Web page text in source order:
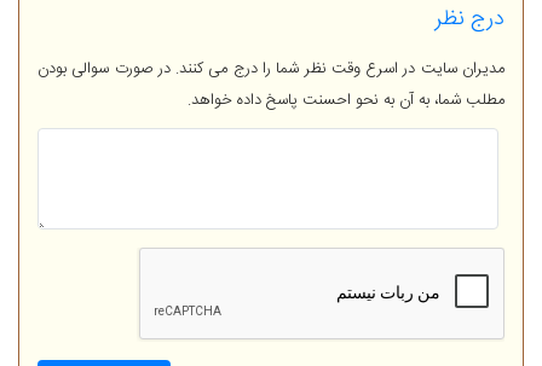
درج نظر
مدیران سایت در اسرع وقت نظر شما را درج می کنند. در صورت سوالی بودن
مطلب شما، به آن به نحو احسنت پاسخ داده خواهد.